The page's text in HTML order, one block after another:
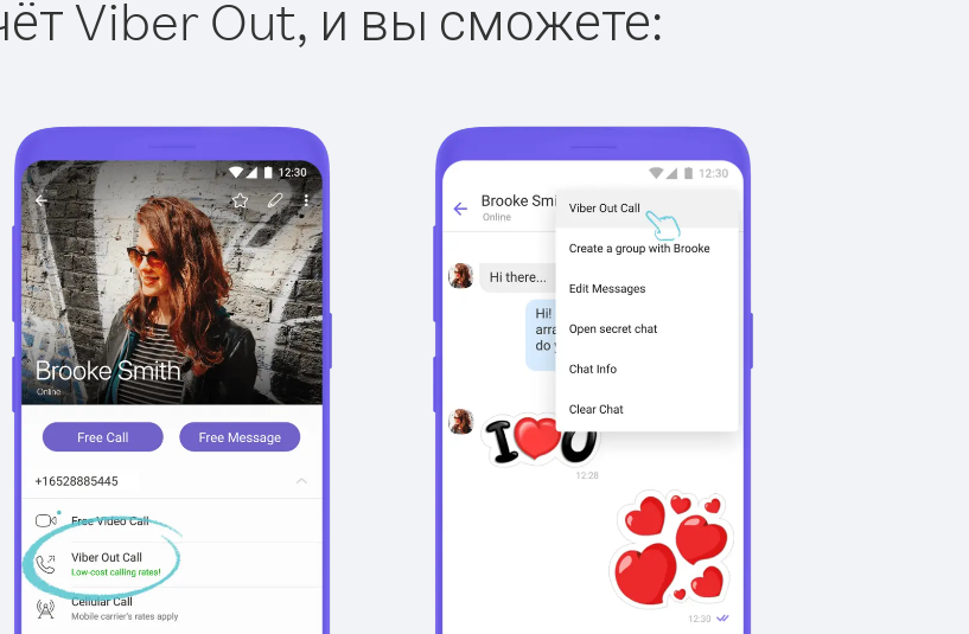
Viber Out, и вы сможете: